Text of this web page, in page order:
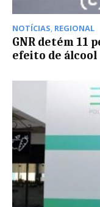
NOTÍCIAS, REGIONAL
GNR detém 11
efeito de álcool